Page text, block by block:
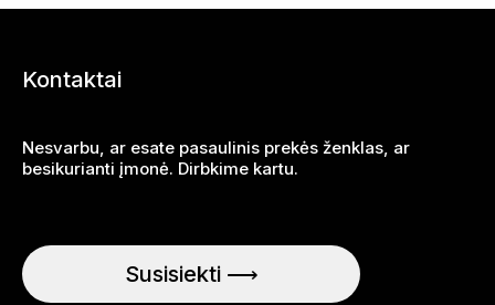
Kontaktai
Nesvarbu, ar esate pasaulinis prekės ženklas, ar
besikurianti įmonė. Dirbkime kartu.
Susisiekti ⟶